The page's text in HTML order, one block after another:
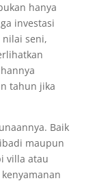
hanya
investasi
seni,
tahun jika
Baik
maupun
villa atau